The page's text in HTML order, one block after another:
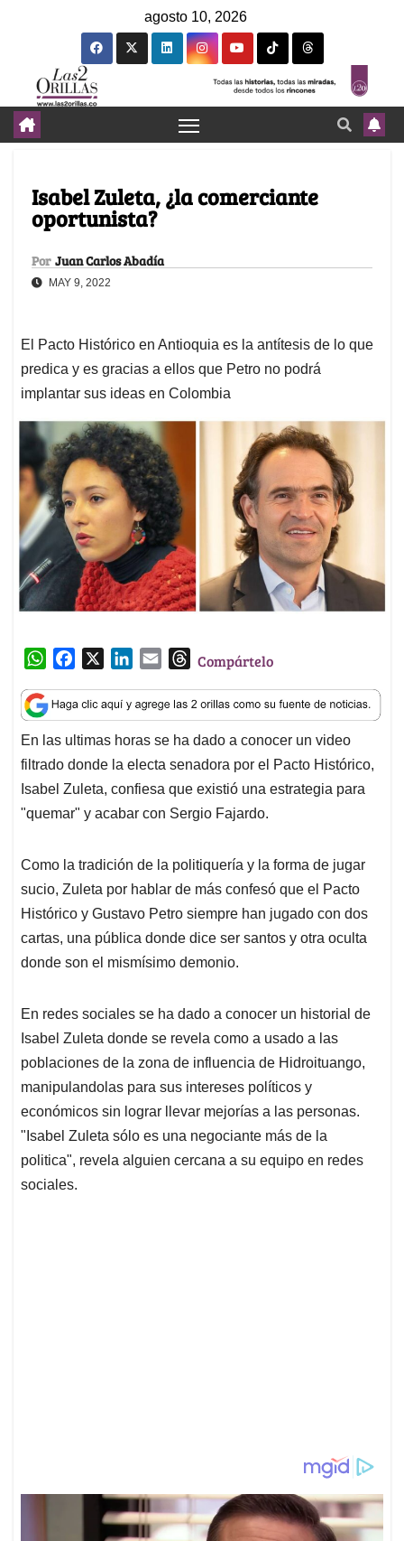
agosto 10, 2026
Isabel Zuleta, ¿la comerciante
oportunista?
Por Juan Carlos Abadía
MAY 9, 2022
El Pacto Histórico en Antioquia es la antítesis de lo que
predica y es gracias a ellos que Petro no podrá
implantar sus ideas en Colombia
W
a
t
s
A
p
p
c
e
b
o
o
k
n
k
e
d
I
n
a
i
l
T
r
e
a
d
s
Compártelo
En las ultimas horas se ha dado a conocer un video
filtrado donde la electa senadora por el Pacto Histórico,
Isabel Zuleta, confiesa que existió una estrategia para
"quemar" y acabar con Sergio Fajardo.
Como la tradición de la politiquería y la forma de jugar
sucio, Zuleta por hablar de más confesó que el Pacto
Histórico y Gustavo Petro siempre han jugado con dos
cartas, una pública donde dice ser santos y otra oculta
donde son el mismísimo demonio.
En redes sociales se ha dado a conocer un historial de
Isabel Zuleta donde se revela como a usado a las
poblaciones de la zona de influencia de Hidroituango,
manipulandolas para sus intereses políticos y
económicos sin lograr llevar mejorías a las personas.
"Isabel Zuleta sólo es una negociante más de la
politica", revela alguien cercana a su equipo en redes
sociales.